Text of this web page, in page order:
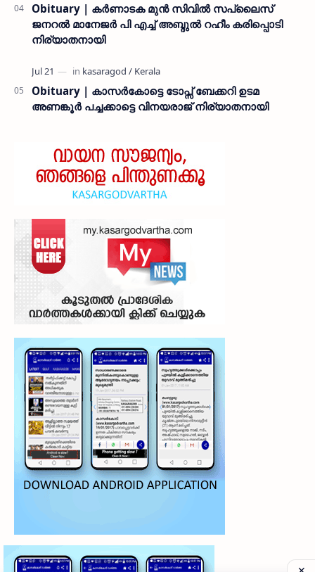
Obituary | കർണാടക മുൻ സിവില്‍ സപ്ലൈസ്
ജനറൽ മാനേജർ പി എച്ച് അബ്ദുൽ റഹീം കരിപ്പൊടി
നിര്യാതനായി
Obituary | കാസർകോട്ടെ ടോപ്സ് ബേക്കറി ഉടമ
അണങ്കൂർ പച്ചക്കാട്ടെ വിനയരാജ് നിര്യാതനായി